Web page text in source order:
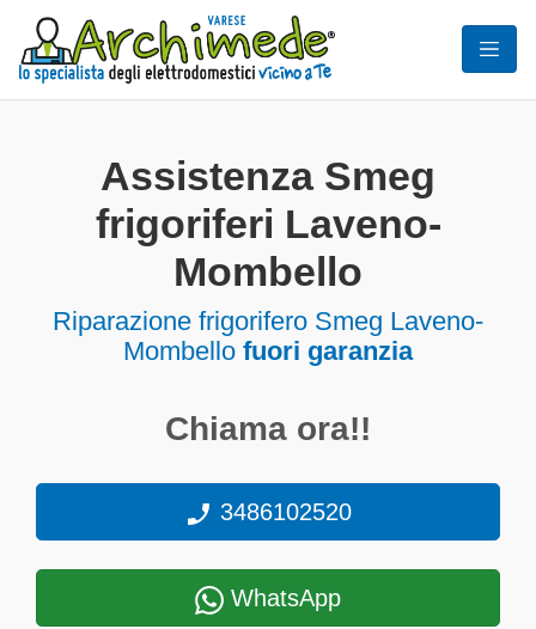
Assistenza Smeg
frigoriferi Laveno-
Mombello
Riparazione frigorifero Smeg Laveno-
Mombello fuori garanzia
Chiama ora!!
3486102520
WhatsApp